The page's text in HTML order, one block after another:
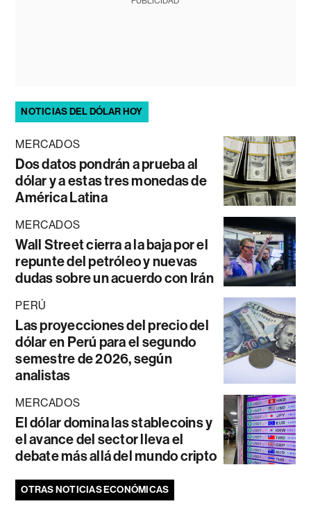
NOTICIAS DEL DÓLAR HOY
MERCADOS
Dos datos pondrán a prueba al
dólar y a estas tres monedas de
América Latina
MERCADOS
Wall Street cierra a la baja por el
repunte del petróleo y nuevas
dudas sobre un acuerdo con Irán
PERÚ
Las proyecciones del precio del
dólar en Perú para el segundo
semestre de 2026, según
analistas
MERCADOS
El dólar domina las stablecoins y
el avance del sector lleva el
debate más allá del mundo cripto
OTRAS NOTICIAS ECONÓMICAS